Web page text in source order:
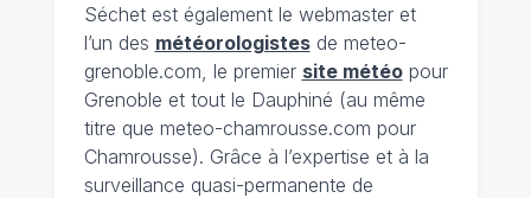
Séchet est également le webmaster et
l’un des météorologistesde meteo-
grenoble.com, le premier site météopour
Grenoble et tout le Dauphiné (au même
titre que meteo-chamrousse.com pour
Chamrousse). Grâce à l’expertise et à la
surveillance quasi-permanente de